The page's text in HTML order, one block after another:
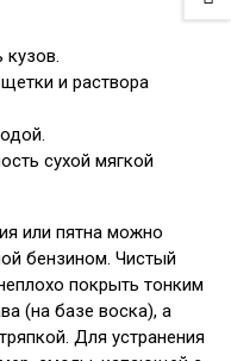
кузов.
и раствора
сухой мягкой
или пятна можно
бензином. Чистый
покрыть тонким
(на базе воска), а
Для устранения